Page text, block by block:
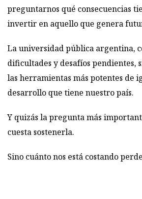
preguntarnos qué consecuencias
invertir en aquello que genera
La universidad pública argentina,
dificultades y desafíos pendientes,
las herramientas más potentes de
desarrollo que tiene nuestro país.
Y quizás la pregunta más
cuesta sostenerla.
Sino cuánto nos está costando